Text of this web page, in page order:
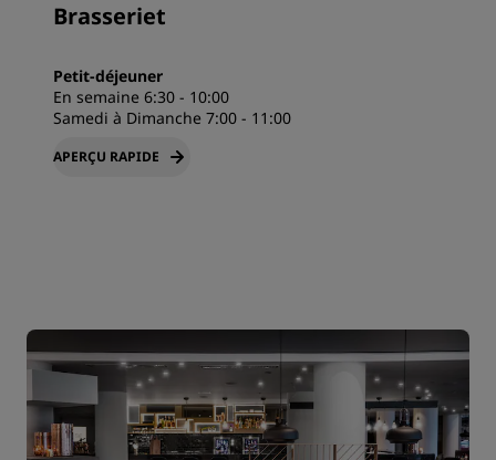
Brasseriet
Petit-déjeuner
En semaine 6:30 - 10:00
Samedi à Dimanche 7:00 - 11:00
APERÇU RAPIDE